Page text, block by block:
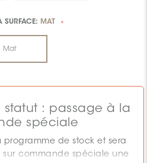
SURFACE: MAT *
Mat
: passage à la
spéciale
programme de stock et sera
commande spéciale une